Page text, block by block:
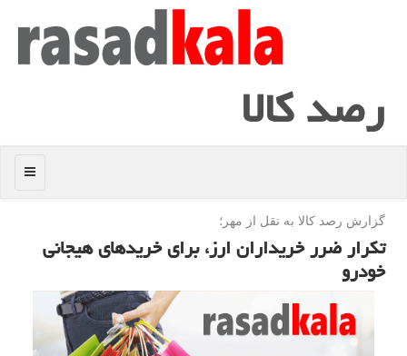
رصد كالا
منو
گزارش رصد كالا به نقل از مهر؛
تكرار ضرر خریداران ارز، برای خریدهای هیجانی
خودرو